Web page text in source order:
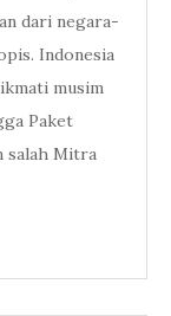
dari negara-
Indonesia
musim
Paket
salah Mitra